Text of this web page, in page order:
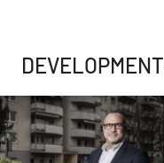
DEVELOPMENT